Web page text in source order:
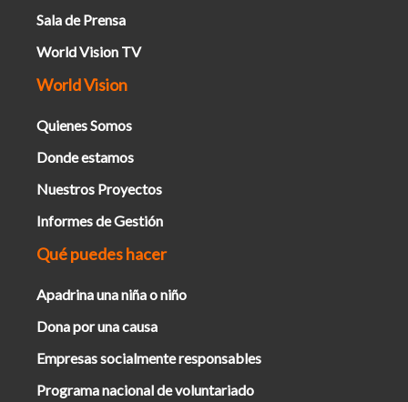
Sala de Prensa
World Vision TV
World Vision
Quienes Somos
Donde estamos
Nuestros Proyectos
Informes de Gestión
Qué puedes hacer
Apadrina una niña o niño
Dona por una causa
Empresas socialmente responsables
Programa nacional de voluntariado